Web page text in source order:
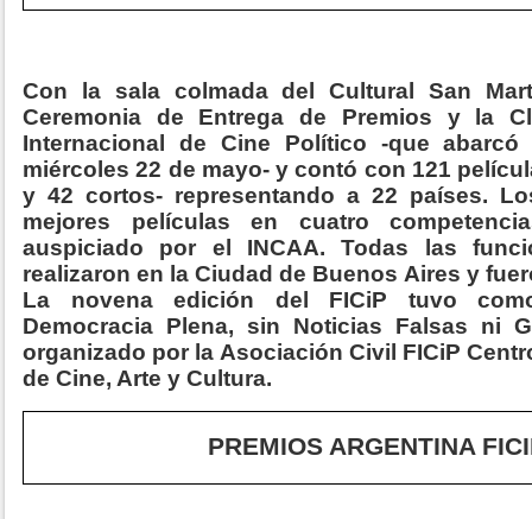
Con la sala colmada del Cultural San
Ceremonia de Entrega de Premios y la
Internacional de Cine Político -que
miércoles 22 de mayo- y contó con 121
y 42 cortos- representando a 22 países.
mejores películas en cuatro
auspiciado por el INCAA. Todas las
realizaron en la Ciudad de Buenos Aires y
La novena edición del FICiP tuvo
Democracia Plena, sin Noticias Falsas ni
organizado por la Asociación Civil FICiP
de Cine, Arte y Cultura.
PREMIOS ARGENTINA